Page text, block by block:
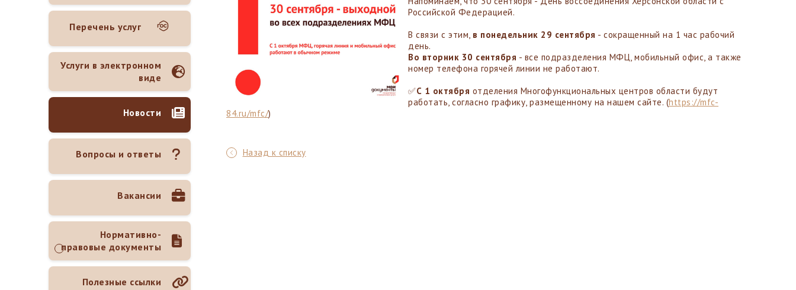
Перечень услуг
Услуги в электронном
виде
Новости
Вопросы и ответы
Вакансии
Нормативно-
правовые документы
Полезные ссылки
Российской Федерацией.
В связи с этим, в понедельник 29 сентября - сокращенный на 1 час рабочий
день.
Во вторник 30 сентября - все подразделения МФЦ, мобильный офис, а также
номер телефона горячей линии не работают.
✅С 1 октября отделения Многофункциональных центров области будут
работать, согласно графику, размещенному на нашем сайте. (https://mfc-
84.ru/mfc/)
Назад к списку